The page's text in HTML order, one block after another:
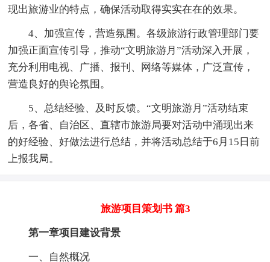
现出旅游业的特点，确保活动取得实实在在的效果。
4、加强宣传，营造氛围。各级旅游行政管理部门要
加强正面宣传引导，推动“文明旅游月”活动深入开展，
充分利用电视、广播、报刊、网络等媒体，广泛宣传，
营造良好的舆论氛围。
5、总结经验、及时反馈。“文明旅游月”活动结束
后，各省、自治区、直辖市旅游局要对活动中涌现出来
的好经验、好做法进行总结，并将活动总结于6月15日前
上报我局。
旅游项目策划书 篇3
第一章项目建设背景
一、自然概况